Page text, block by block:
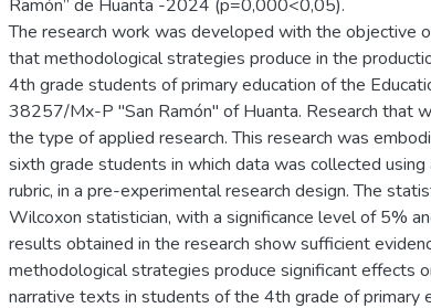
Ramón” de Huanta -2024 (p=0,000<0,05).
The research work was developed with the objective
that methodological strategies produce in the
4th grade students of primary education of the
38257/Mx-P "San Ramón" of Huanta. Research that
the type of applied research. This research was
sixth grade students in which data was collected using
rubric, in a pre-experimental research design. The
Wilcoxon statistician, with a significance level of 5%
results obtained in the research show sufficient
methodological strategies produce significant effects
narrative texts in students of the 4th grade of primary